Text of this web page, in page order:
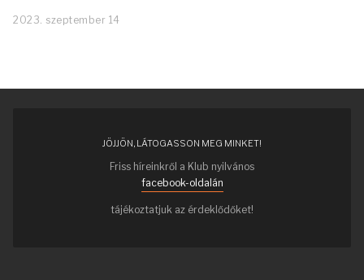
2023. szeptember 14
JÖJJÖN, LÁTOGASSON MEG MINKET!
Friss híreinkről a Klub nyilvános
facebook-oldalán
tájékoztatjuk az érdeklődőket!